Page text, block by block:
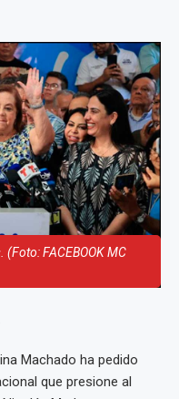
FACEBOOK MC
Machado ha pedido
que presione al